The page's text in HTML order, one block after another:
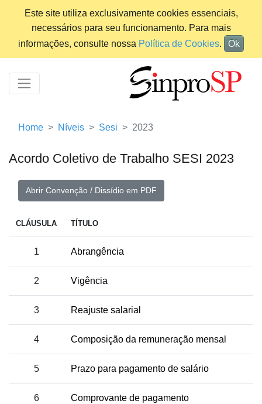
Este site utiliza exclusivamente cookies essenciais,
necessários para seu funcionamento. Para mais
informações, consulte nossa Política de Cookies. Ok
Home Níveis Sesi 2023
Acordo Coletivo de Trabalho SESI 2023
Abrir Convenção / Dissídio em PDF
CLÁUSULA TÍTULO
1 Abrangência
2 Vigência
3 Reajuste salarial
4 Composição da remuneração mensal
5 Prazo para pagamento de salário
6 Comprovante de pagamento